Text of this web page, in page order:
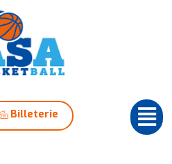
Billeterie